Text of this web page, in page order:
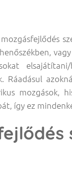
Ráadásul
mozgások,
így ez